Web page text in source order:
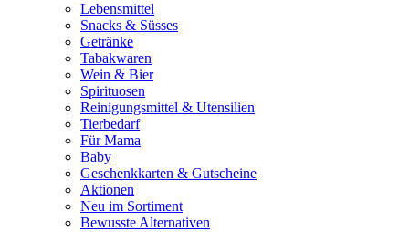
Lebensmittel
Snacks & Süsses
Getränke
Tabakwaren
Wein & Bier
Spirituosen
Reinigungsmittel & Utensilien
Tierbedarf
Für Mama
Baby
Geschenkkarten & Gutscheine
Aktionen
Neu im Sortiment
Bewusste Alternativen